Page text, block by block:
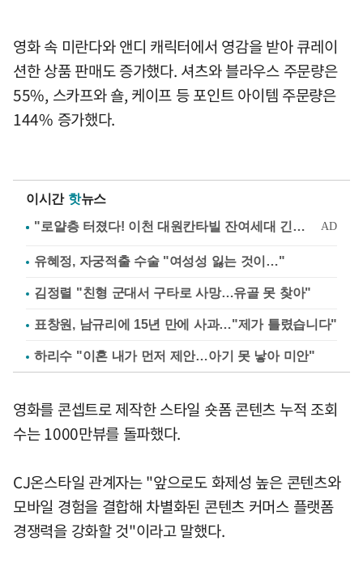
영화 속 미란다와 앤디 캐릭터에서 영감을 받아 큐레이
션한 상품 판매도 증가했다. 셔츠와 블라우스 주문량은
55%, 스카프와 숄, 케이프 등 포인트 아이템 주문량은
144% 증가했다.
이시간 핫뉴스
유혜정, 자궁적출 수술 "여성성 잃는 것이…"
김정렬 "친형 군대서 구타로 사망…유골 못 찾아"
표창원, 남규리에 15년 만에 사과…"제가 틀렸습니다"
하리수 "이혼 내가 먼저 제안…아기 못 낳아 미안"
영화를 콘셉트로 제작한 스타일 숏폼 콘텐츠 누적 조회
수는 1000만뷰를 돌파했다.
CJ온스타일 관계자는 "앞으로도 화제성 높은 콘텐츠와
모바일 경험을 결합해 차별화된 콘텐츠 커머스 플랫폼
경쟁력을 강화할 것"이라고 말했다.